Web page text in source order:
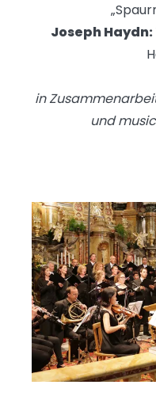
Joseph Haydn:
in
und